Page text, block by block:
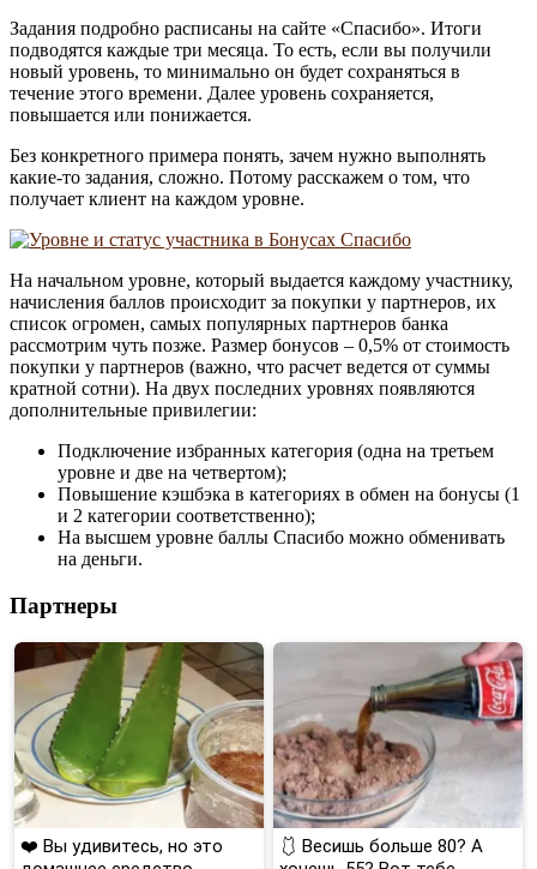
Задания подробно расписаны на сайте «Спасибо». Итоги
подводятся каждые три месяца. То есть, если вы получили
новый уровень, то минимально он будет сохраняться в
течение этого времени. Далее уровень сохраняется,
повышается или понижается.
Без конкретного примера понять, зачем нужно выполнять
какие-то задания, сложно. Потому расскажем о том, что
получает клиент на каждом уровне.
На начальном уровне, который выдается каждому участнику,
начисления баллов происходит за покупки у партнеров, их
список огромен, самых популярных партнеров банка
рассмотрим чуть позже. Размер бонусов – 0,5% от стоимость
покупки у партнеров (важно, что расчет ведется от суммы
кратной сотни). На двух последних уровнях появляются
дополнительные привилегии:
Подключение избранных категория (одна на третьем
уровне и две на четвертом);
Повышение кэшбэка в категориях в обмен на бонусы (1
и 2 категории соответственно);
На высшем уровне баллы Спасибо можно обменивать
на деньги.
Партнеры
❤️ Вы удивитесь, но это
🩱 Весишь больше 80? А